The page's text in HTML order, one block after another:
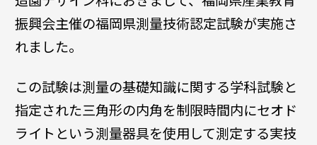
振興会主催の福岡県測量技術認定試験が実施さ
れました。
この試験は測量の基礎知識に関する学科試験と
指定された三角形の内角を制限時間内にセオド
ライトという測量器具を使用して測定する実技